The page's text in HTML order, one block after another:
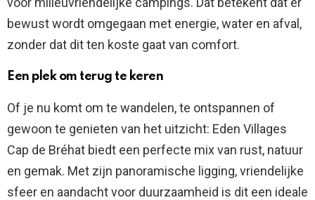
bewust wordt omgegaan met energie, water en afval,
zonder dat dit ten koste gaat van comfort.
Een plek om terug te keren
Of je nu komt om te wandelen, te ontspannen of
gewoon te genieten van het uitzicht: Eden Villages
Cap de Bréhat biedt een perfecte mix van rust, natuur
en gemak. Met zijn panoramische ligging, vriendelijke
sfeer en aandacht voor duurzaamheid is dit een ideale